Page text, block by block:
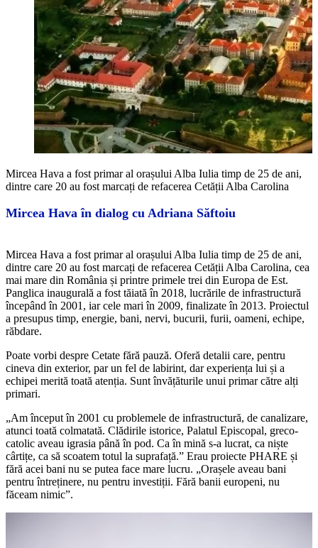
Mircea Hava a fost primar al orașului Alba Iulia timp de 25 de ani,
dintre care 20 au fost marcați de refacerea Cetății Alba Carolina
Mircea Hava în dialog cu Adriana Săftoiu
Mircea Hava a fost primar al orașului Alba Iulia timp de 25 de ani,
dintre care 20 au fost marcați de refacerea Cetății Alba Carolina, cea
mai mare din România și printre primele trei din Europa de Est.
Panglica inaugurală a fost tăiată în 2018, lucrările de infrastructură
începând în 2001, iar cele mari în 2009, finalizate în 2013. Proiectul
a presupus timp, energie, bani, nervi, bucurii, furii, oameni, echipe,
răbdare.
Poate vorbi despre Cetate fără pauză. Oferă detalii care, pentru
cineva din exterior, par un fel de labirint, dar experiența lui și a
echipei merită toată atenția. Sunt învățăturile unui primar către alți
primari.
„Am început în 2001 cu problemele de infrastructură, de canalizare,
atunci toată colmatată. Clădirile istorice, Palatul Episcopal, greco-
catolic aveau igrasia până în pod. Ca în mină s-a lucrat, ca niște
cârtițe, ca să scoatem totul la suprafață.” Erau proiecte PHARE și
fără acei bani nu se putea face mare lucru. „Orașele aveau bani
pentru întreținere, nu pentru investiții. Fără banii europeni, nu
făceam nimic”.